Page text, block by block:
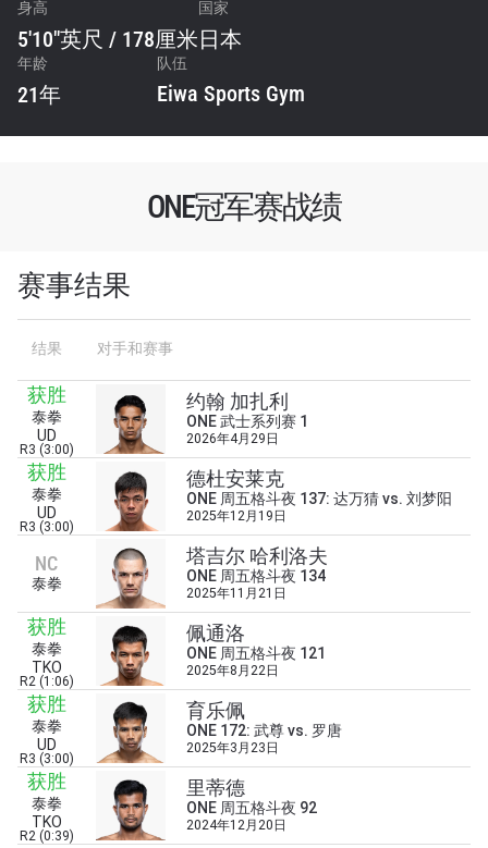
身高
5'10"英尺 / 178厘米
国家
日本
年龄
21年
队伍
Eiwa Sports Gym
ONE冠军赛战绩
赛事结果
结果 对手和赛事
获胜
泰拳
UD
R3 (3:00)
约翰 加扎利
ONE 武士系列赛 1
2026年4月29日
获胜
泰拳
UD
R3 (3:00)
德杜安莱克
ONE 周五格斗夜 137: 达万猜 vs. 刘梦阳
2025年12月19日
NC
泰拳
塔吉尔 哈利洛夫
ONE 周五格斗夜 134
2025年11月21日
获胜
泰拳
TKO
R2 (1:06)
佩通洛
ONE 周五格斗夜 121
2025年8月22日
获胜
泰拳
UD
R3 (3:00)
育乐佩
ONE 172: 武尊 vs. 罗唐
2025年3月23日
获胜
泰拳
TKO
R2 (0:39)
里蒂德
ONE 周五格斗夜 92
2024年12月20日
对手
赛事
查看集锦
浏览了解更多
在任何地域观看ONE冠军赛，现在注册获得权限了
解最新资讯、解锁特别福利以及优先机遇获得直播
场次的最佳座位！
邮箱
名字